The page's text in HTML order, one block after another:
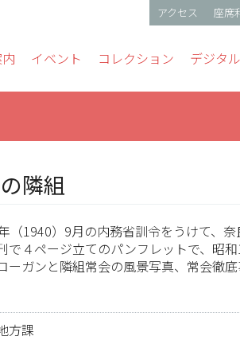
アクセス 座席
イベント コレクション デジタ
隣組
（1940）9月の内務省訓令をうけて、
で４ページ立てのパンフレットで、昭
ーガンと隣組常会の風景写真、常会徹
方課